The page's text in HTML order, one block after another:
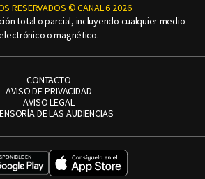
RESERVADOS © CANAL 6 2026
total o parcial, incluyendo cualquier medio
o magnético.
CONTACTO
AVISO DE PRIVACIDAD
AVISO LEGAL
DE LAS AUDIENCIAS